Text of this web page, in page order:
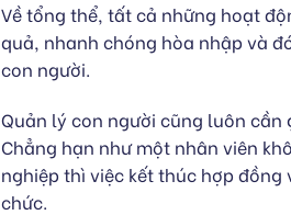
Về tổng thể, tất cả những hoạt
quả, nhanh chóng hòa nhập và
con người.
Quản lý con người cũng luôn
Chẳng hạn như một nhân viên
nghiệp thì việc kết thúc hợp
chức.